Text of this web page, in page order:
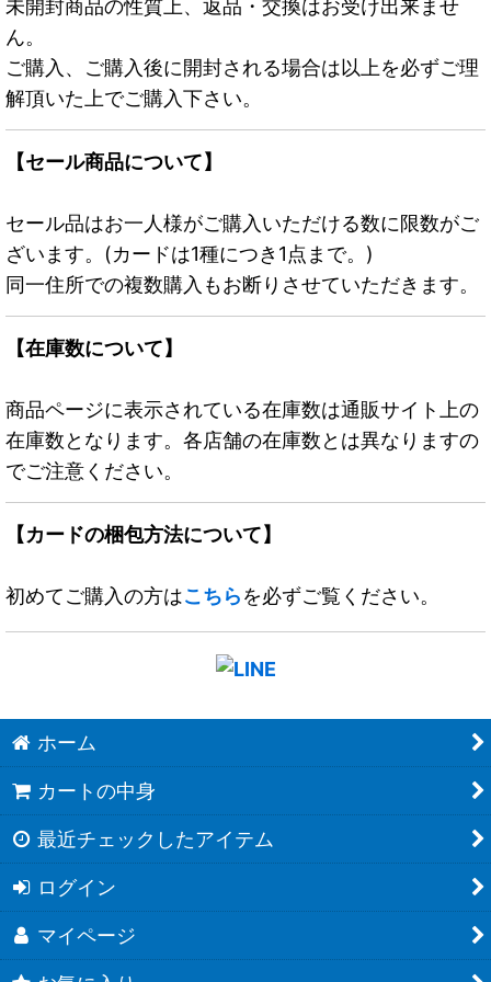
未開封商品の性質上、返品・交換はお受け出来ませ
ん。
ご購入、ご購入後に開封される場合は以上を必ずご理
解頂いた上でご購入下さい。
【セール商品について】
セール品はお一人様がご購入いただける数に限数がご
ざいます。(カードは1種につき1点まで。)
同一住所での複数購入もお断りさせていただきます。
【在庫数について】
商品ページに表示されている在庫数は通販サイト上の
在庫数となります。各店舗の在庫数とは異なりますの
でご注意ください。
【カードの梱包方法について】
初めてご購入の方はこちらを必ずご覧ください。
ホーム
カートの中身
最近チェックしたアイテム
ログイン
マイページ